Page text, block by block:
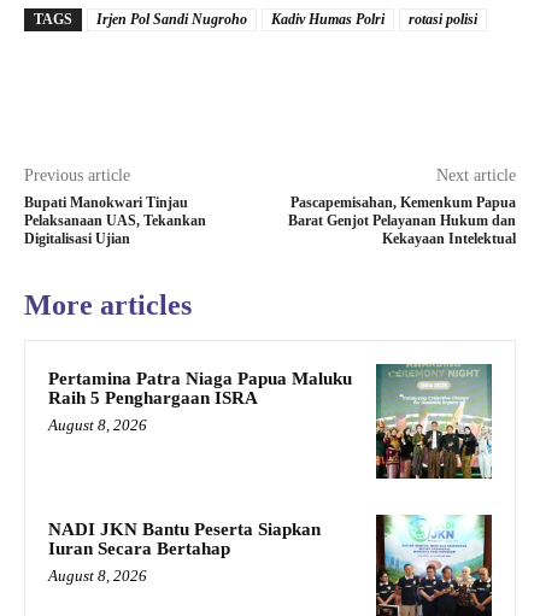
TAGS Irjen Pol Sandi Nugroho Kadiv Humas Polri rotasi polisi
Previous article
Bupati Manokwari Tinjau
Pelaksanaan UAS, Tekankan
Digitalisasi Ujian
Next article
Pascapemisahan, Kemenkum Papua
Barat Genjot Pelayanan Hukum dan
Kekayaan Intelektual
More articles
Pertamina Patra Niaga Papua Maluku
Raih 5 Penghargaan ISRA
August 8, 2026
NADI JKN Bantu Peserta Siapkan
Iuran Secara Bertahap
August 8, 2026